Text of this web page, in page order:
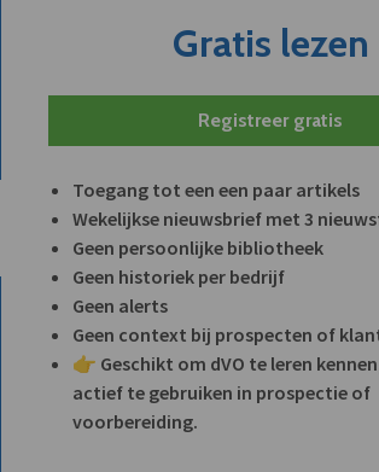
Gratis lezen
Registreer gratis
Toegang tot een een paar artikels
Wekelijkse nieuwsbrief met 3
Geen persoonlijke bibliotheek
Geen historiek per bedrijf
Geen alerts
Geen context bij prospecten of
👉 Geschikt om dVO te leren
actief te gebruiken in prospectie of
voorbereiding.